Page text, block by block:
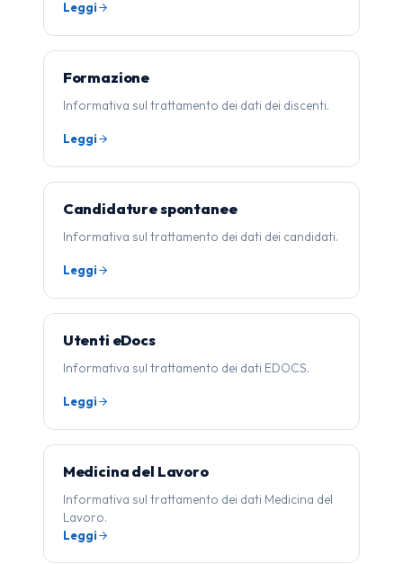
Leggi
Formazione
Informativa sul trattamento dei dati dei discenti.
Leggi
Candidature spontanee
Informativa sul trattamento dei dati dei candidati.
Leggi
Utenti eDocs
Informativa sul trattamento dei dati EDOCS.
Leggi
Medicina del Lavoro
Informativa sul trattamento dei dati Medicina del
Lavoro.
Leggi